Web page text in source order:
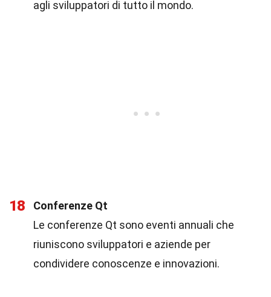
agli sviluppatori di tutto il mondo.
18
Conferenze Qt
Le conferenze Qt sono eventi annuali che
riuniscono sviluppatori e aziende per
condividere conoscenze e innovazioni.